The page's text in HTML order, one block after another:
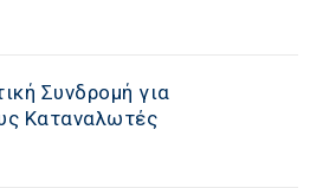
Συνδρομή για
Καταναλωτές